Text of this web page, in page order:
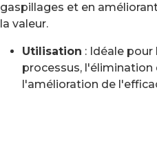
gaspillages et en
la valeur.
Utilisation : Idéale
processus, l'élimination
l'amélioration de